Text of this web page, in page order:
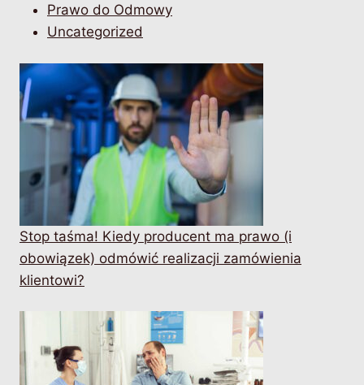
Prawo do Odmowy
Uncategorized
Stop taśma! Kiedy producent ma prawo (i
obowiązek) odmówić realizacji zamówienia
klientowi?